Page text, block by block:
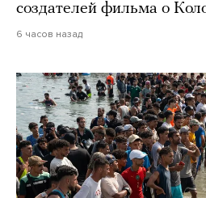
создателей фильма о
6 часов назад